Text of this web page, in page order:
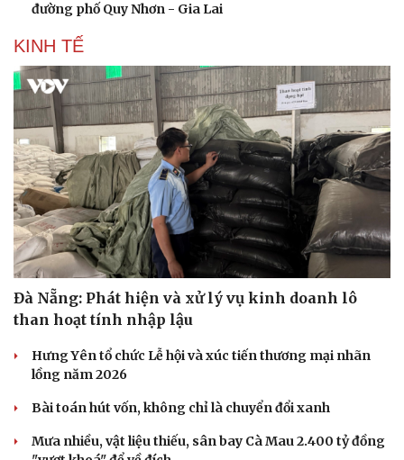
đường phố Quy Nhơn - Gia Lai
KINH TẾ
Đà Nẵng: Phát hiện và xử lý vụ kinh doanh lô
than hoạt tính nhập lậu
Hưng Yên tổ chức Lễ hội và xúc tiến thương mại nhãn
lồng năm 2026
Bài toán hút vốn, không chỉ là chuyển đổi xanh
Mưa nhiều, vật liệu thiếu, sân bay Cà Mau 2.400 tỷ đồng